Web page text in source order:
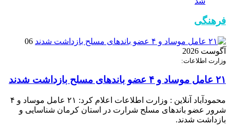
فرهنگی
06
آگوست 2026
وزارت اطلاعات:
۲۱ عامل موساد و ۴ عضو باند‌های مسلح بازداشت شدند
محمودآباد آنلاین : وزارت اطلاعات اعلام کرد: ۲۱ عامل موساد و ۴
شرور عضو باند‌های مسلح شرارت در استان کرمان شناسایی و
بازداشت شدند.